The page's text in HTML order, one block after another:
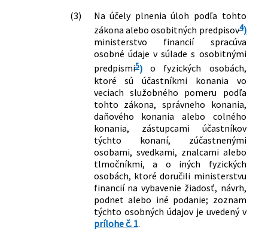
(3)
Na účely plnenia úloh podľa tohto
zákona alebo osobitných predpisov4)
ministerstvo financií spracúva
osobné údaje v súlade s osobitnými
predpismi5)o fyzických osobách,
ktoré sú účastníkmi konania vo
veciach služobného pomeru podľa
tohto zákona, správneho konania,
daňového konania alebo colného
konania, zástupcami účastníkov
týchto konaní, zúčastnenými
osobami, svedkami, znalcami alebo
tlmočníkmi, a o iných fyzických
osobách, ktoré doručili ministerstvu
financií na vybavenie žiadosť, návrh,
podnet alebo iné podanie; zoznam
týchto osobných údajov je uvedený v
prílohe č. 1.